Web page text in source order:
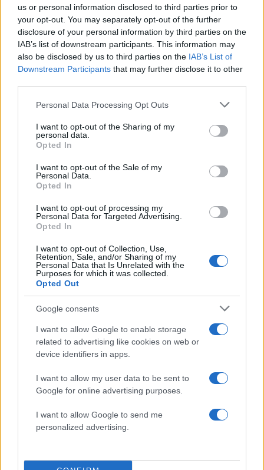
us or personal information disclosed to third parties prior to
your opt-out. You may separately opt-out of the further
disclosure of your personal information by third parties on the
IAB’s list of downstream participants. This information may
also be disclosed by us to third parties on the IAB’s List of
Downstream Participants that may further disclose it to other
Please note that this website/app uses one or more Google
not limited to your visit or usage behaviour. You may click to
grant or deny consent to Google and its third-party tags to
use your data for below specified purposes in below Google
consent section.
Personal Data Processing Opt Outs
I want to opt-out of the Sharing of my
personal data.
Opted In
I want to opt-out of the Sale of my
Personal Data.
Opted In
I want to opt-out of processing my
Personal Data for Targeted Advertising.
Opted In
I want to opt-out of Collection, Use,
Retention, Sale, and/or Sharing of my
Personal Data that Is Unrelated with the
Purposes for which it was collected.
Opted Out
Google consents
I want to allow Google to enable storage
related to advertising like cookies on web or
device identifiers in apps.
I want to allow my user data to be sent to
Google for online advertising purposes.
I want to allow Google to send me
personalized advertising.
50 /50
2000 /2000
Υποβολή σχολίου
Όροι Χρήσης. Το site προστατεύεται από reCAPTCHA, ισχύουν
Πολιτική Απορρήτου
Ελλάδα
ΑΙΤΟΥΝΤΕΣ ΑΣΥΛΟ
Share:
Ακολουθήστε το Νewsit.gr στοGoogle News
ενημερωθείτε πρώτοι για όλη την ειδησεογραφία και τα
τελευταία νέατης ημέρας
Πιο δημοφιλή
Έφυγαν οι συνεργάτες, μένει η Μαρία
Καρυστιανού - Η επόμενη μέρα για την
«Ελπίδα για τη Δημοκρατία»
Σαμοθράκη: «Μαμά νόμιζες ότι δε θα σε
ξαναδώ;» – Τα πρώτα λόγια του 22χρονου
που έπεσε σε κανάλι με καυτό νερό
στάχτη το όνειρο οικογένειας από τη